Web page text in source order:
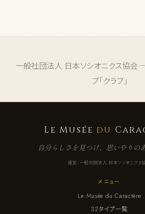
一般社団法人 日本ソシオニクス協会
プ「クラブ」
Le Musée du
自分らしさを見つけ、思いやりの
運営：一般社団法人 日本ソシオニクス
メニュー
Le Musée du Caractère
32タイプ一覧